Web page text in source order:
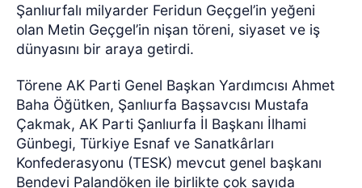
Şanlıurfalı milyarder Feridun Geçgel’in yeğeni
olan Metin Geçgel’in nişan töreni, siyaset ve iş
dünyasını bir araya getirdi.
Törene AK Parti Genel Başkan Yardımcısı Ahmet
Baha Öğütken, Şanlıurfa Başsavcısı Mustafa
Çakmak, AK Parti Şanlıurfa İl Başkanı İlhami
Günbegi, Türkiye Esnaf ve Sanatkârları
Konfederasyonu (TESK) mevcut genel başkanı
Bendevi Palandöken ile birlikte çok sayıda